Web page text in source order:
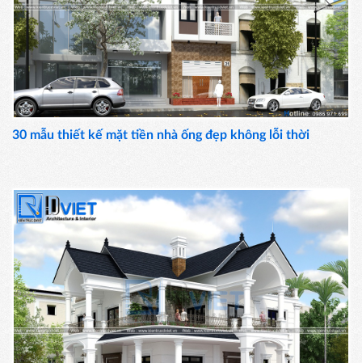
30 mẫu thiết kế mặt tiền nhà ống đẹp không lỗi thời